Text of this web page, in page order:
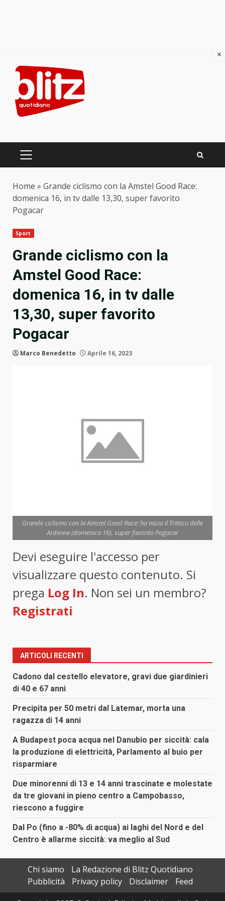
content
PRIMARY
Home » Grande ciclismo con la Amstel Good Race:
domenica 16, in tv dalle 13,30, super favorito
Pogacar
Sport
Grande ciclismo con la
Amstel Good Race:
domenica 16, in tv dalle
13,30, super favorito
Pogacar
Marco Benedetto Aprile 16, 2023
Grande ciclismo con la Amstel Good Race: ha inizio il Trittico delle
Ardenne (domenica 16), super favorito Pogacar
Devi eseguire l'accesso per
visualizzare questo contenuto. Si
prega Log In. Non sei un membro?
Registrati
ARTICOLI RECENTI
Cadono dal cestello elevatore, gravi due giardinieri
di 40 e 67 anni
Precipita per 50 metri dal Latemar, morta una
ragazza di 14 anni
A Budapest poca acqua nel Danubio per siccità: cala
la produzione di elettricità, Parlamento al buio per
risparmiare
Due minorenni di 13 e 14 anni trascinate e molestate
da tre giovani in pieno centro a Campobasso,
riescono a fuggire
Dal Po (fino a -80% di acqua) ai laghi del Nord e del
Centro è allarme siccità: va meglio al Sud
Chi siamo
La Redazione di Blitz Quotidiano
Pubblicità
Privacy policy Disclaimer
Feed
×